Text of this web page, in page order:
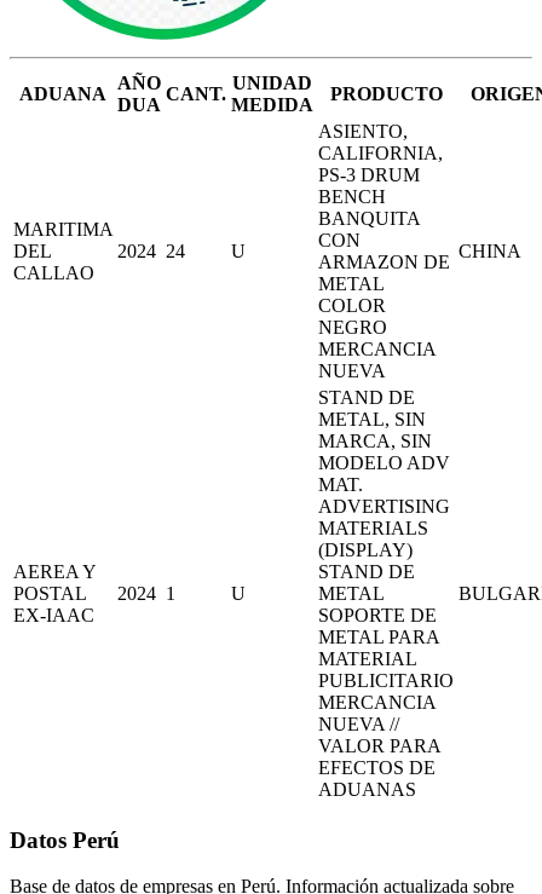
ADUANA
AÑO
DUA
CANT.
UNIDAD
MEDIDA
PRODUCTO
MARITIMA
DEL
CALLAO
2024 24 U
ASIENTO,
CALIFORNIA,
PS-3 DRUM
BENCH
BANQUITA
CON
ARMAZON DE
METAL
COLOR
NEGRO
MERCANCIA
NUEVA
CHINA
AEREA Y
POSTAL
EX-IAAC
2024 1 U
STAND DE
METAL, SIN
MARCA, SIN
MODELO ADV
MAT.
ADVERTISING
MATERIALS
(DISPLAY)
STAND DE
METAL
SOPORTE DE
METAL PARA
MATERIAL
PUBLICITARIO
MERCANCIA
NUEVA //
VALOR PARA
EFECTOS DE
ADUANAS
Datos Perú
Base de datos de empresas en Perú. Información actualizada sobre